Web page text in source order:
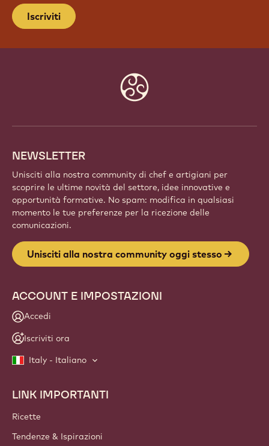
Iscriviti
NEWSLETTER
Unisciti alla nostra community di chef e artigiani per
scoprire le ultime novità del settore, idee innovative e
opportunità formative. No spam: modifica in qualsiasi
momento le tue preferenze per la ricezione delle
comunicazioni.
Unisciti alla nostra community oggi stesso
ACCOUNT E IMPOSTAZIONI
Accedi
Iscriviti ora
Italy - Italiano
Footer
Callebaut
LINK IMPORTANTI
Ricette
Tendenze & Ispirazioni